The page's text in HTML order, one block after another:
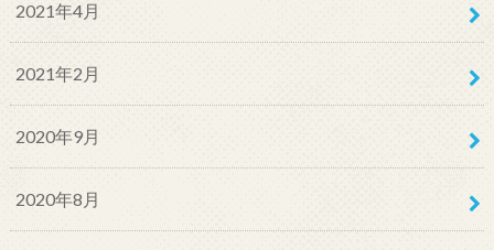
2021年4月
2021年2月
2020年9月
2020年8月